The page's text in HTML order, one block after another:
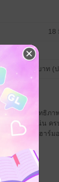
18
189 บาท (
อย่างมีประสิทธิภา
ในมีเนื้อหาแน่น ค
เคลื่อนที่แบบฮาร์ม